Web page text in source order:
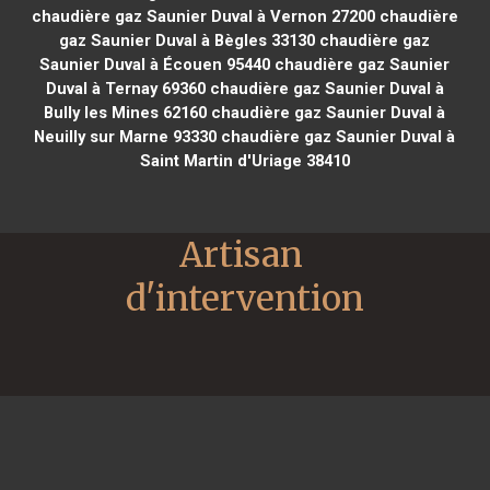
chaudière gaz Saunier Duval à Vernon 27200chaudière
gaz Saunier Duval à Bègles 33130 chaudière gaz
Saunier Duval à Écouen 95440 chaudière gaz Saunier
Duval à Ternay 69360chaudière gaz Saunier Duval à
Bully les Mines 62160 chaudière gaz Saunier Duval à
Neuilly sur Marne 93330 chaudière gaz Saunier Duval à
Saint Martin d'Uriage 38410
Artisan
d'intervention